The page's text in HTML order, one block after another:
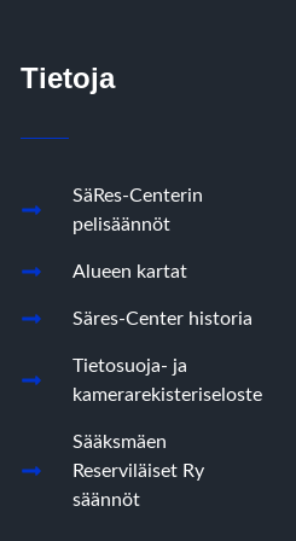
Tietoja
SäRes-Centerin
pelisäännöt
Alueen kartat
Säres-Center historia
Tietosuoja- ja
kamerarekisteriseloste
Sääksmäen
Reserviläiset Ry
säännöt